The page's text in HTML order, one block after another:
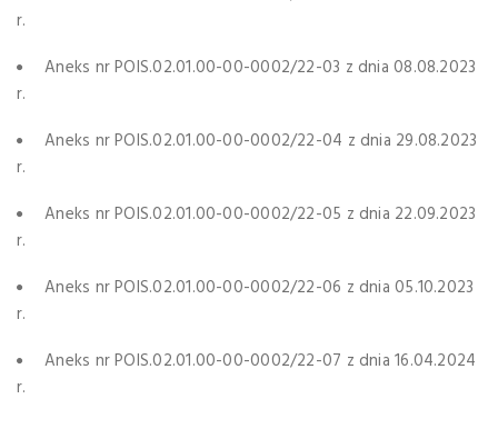
r.
Aneks nr POIS.02.01.00-00-0002/22-03 z dnia 08.08.2023
r.
Aneks nr POIS.02.01.00-00-0002/22-04 z dnia 29.08.2023
r.
Aneks nr POIS.02.01.00-00-0002/22-05 z dnia 22.09.2023
r.
Aneks nr POIS.02.01.00-00-0002/22-06 z dnia 05.10.2023
r.
Aneks nr POIS.02.01.00-00-0002/22-07 z dnia 16.04.2024
r.